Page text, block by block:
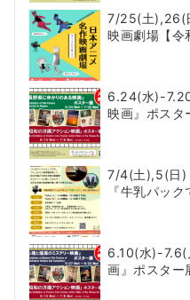
7/25(土),26(
映画劇場【令
6.24(水)-
映画』ポスタ
7/4(土),5(日
『牛乳パッ
6.10(水)-7.6(
画』ポスター